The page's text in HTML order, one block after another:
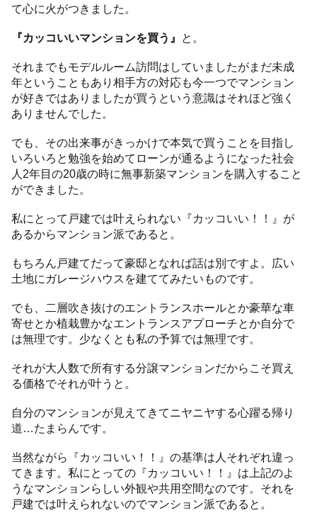
て心に火がつきました。
『カッコいいマンションを買う』 と。
それまでもモデルルーム訪問はしていましたがまだ未成
年ということもあり相手方の対応も今一つでマンション
が好きではありましたが買うという意識はそれほど強く
ありませんでした。
でも、その出来事がきっかけで本気で買うことを目指し
いろいろと勉強を始めてローンが通るようになった社会
人2年目の20歳の時に無事新築マンションを購入すること
ができました。
私にとって戸建では叶えられない『カッコいい！！』が
あるからマンション派であると。
もちろん戸建てだって豪邸となれば話は別ですよ。広い
土地にガレージハウスを建ててみたいものです。
でも、二層吹き抜けのエントランスホールとか豪華な車
寄せとか植栽豊かなエントランスアプローチとか自分で
は無理です。少なくとも私の予算では無理です。
それが大人数で所有する分譲マンションだからこそ買え
る価格でそれが叶うと。
自分のマンションが見えてきてニヤニヤする心躍る帰り
道…たまらんです。
当然ながら『カッコいい！！』の基準は人それぞれ違っ
てきます。私にとっての『カッコいい！！』は上記のよ
うなマンションらしい外観や共用空間なのです。それを
戸建では叶えられないのでマンション派であると。